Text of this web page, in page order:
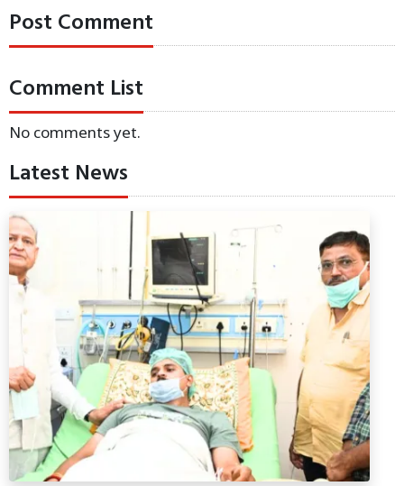
Post Comment
Comment List
No comments yet.
Latest News